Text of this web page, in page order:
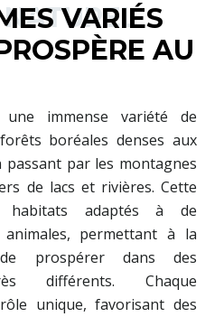
VARIÉS
AU
une immense variété de
boréales denses aux
par les montagnes
de lacs et rivières. Cette
habitats adaptés à de
animales, permettant à la
prospérer dans des
différents. Chaque
unique, favorisant des